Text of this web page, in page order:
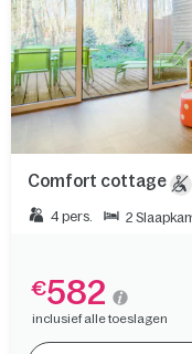
Comfort cottage
4 pers. 2
€582
inclusief alle toeslagen